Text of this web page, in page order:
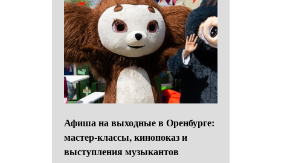
Афиша на выходные в Оренбурге:
мастер-классы, кинопоказ и
выступления музыкантов